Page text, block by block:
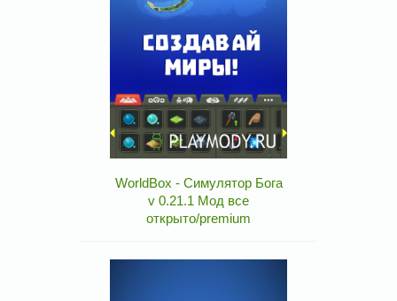
WorldBox - Симулятор Бога
v 0.21.1 Мод все
открыто/premium